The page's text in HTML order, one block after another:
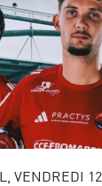
VENDREDI